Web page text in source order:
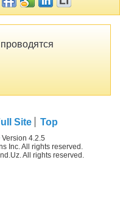
Site Top
Version 4.2.5
Inc. All rights reserved.
All rights reserved.